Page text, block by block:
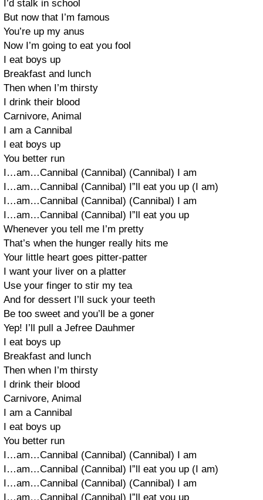
I’d stalk in school
But now that I’m famous
You’re up my anus
Now I’m going to eat you fool
I eat boys up
Breakfast and lunch
Then when I’m thirsty
I drink their blood
Carnivore, Animal
I am a Cannibal
I eat boys up
You better run
I…am…Cannibal (Cannibal) (Cannibal) I am
I…am…Cannibal (Cannibal) I”ll eat you up (I am)
I…am…Cannibal (Cannibal) (Cannibal) I am
I…am…Cannibal (Cannibal) I”ll eat you up
Whenever you tell me I’m pretty
That’s when the hunger really hits me
Your little heart goes pitter-patter
I want your liver on a platter
Use your finger to stir my tea
And for dessert I’ll suck your teeth
Be too sweet and you’ll be a goner
Yep! I’ll pull a Jefree Dauhmer
I eat boys up
Breakfast and lunch
Then when I’m thirsty
I drink their blood
Carnivore, Animal
I am a Cannibal
I eat boys up
You better run
I…am…Cannibal (Cannibal) (Cannibal) I am
I…am…Cannibal (Cannibal) I”ll eat you up (I am)
I…am…Cannibal (Cannibal) (Cannibal) I am
I…am…Cannibal (Cannibal) I”ll eat you up